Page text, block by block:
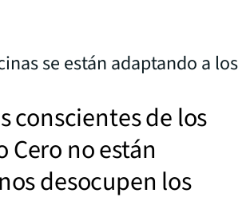
se están adaptando a los
conscientes de los
no están
desocupen los